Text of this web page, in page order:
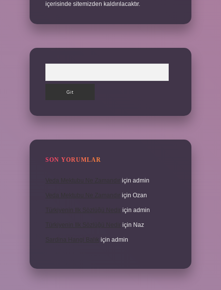
içerisinde sitemizden kaldırılacaktır.
SON YORUMLAR
için admin
için Ozan
için admin
için Naz
için admin